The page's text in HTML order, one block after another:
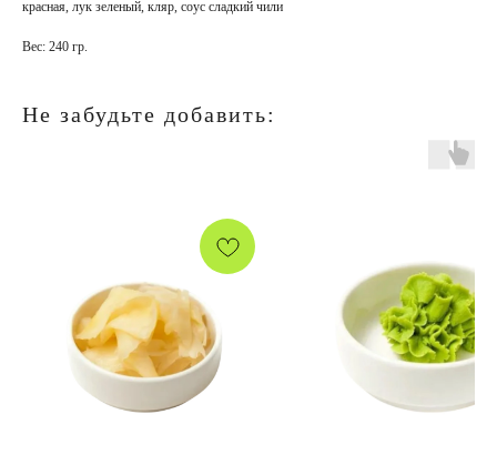
красная, лук зеленый, кляр, соус сладкий чили
Вес: 240 гр.
Не забудьте добавить: